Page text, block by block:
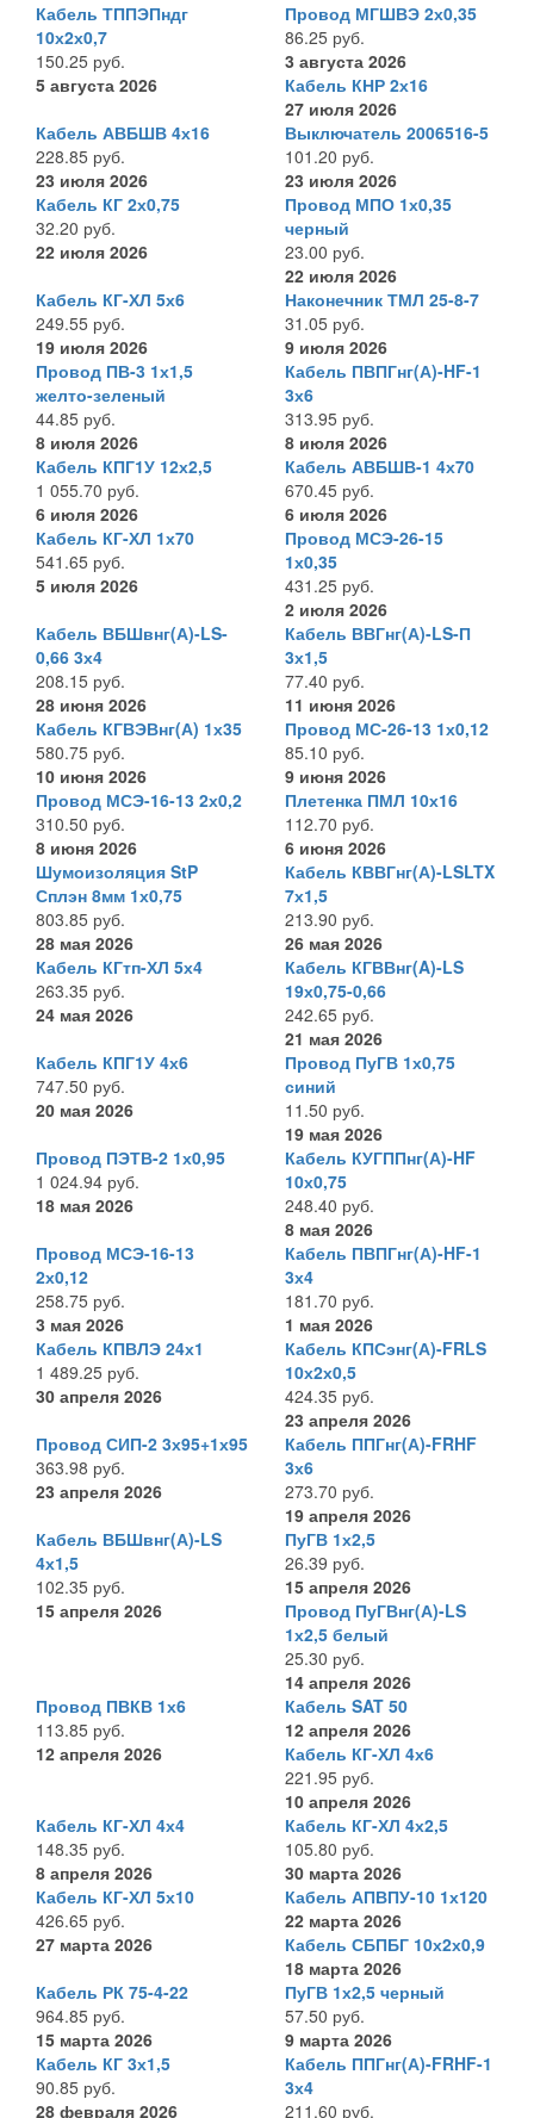
Кабель ТППЭПндг
10х2х0,7
150.25 руб.
5 августа 2026
Провод МГШВЭ 2х0,35
86.25 руб.
3 августа 2026
Кабель КНР 2х16
27 июля 2026
Кабель АВБШВ 4х16
228.85 руб.
23 июля 2026
Выключатель 2006516-5
101.20 руб.
23 июля 2026
Кабель КГ 2х0,75
32.20 руб.
22 июля 2026
Провод МПО 1х0,35
черный
23.00 руб.
22 июля 2026
Кабель КГ-ХЛ 5х6
249.55 руб.
19 июля 2026
Наконечник ТМЛ 25-8-7
31.05 руб.
9 июля 2026
Провод ПВ-3 1х1,5
желто-зеленый
44.85 руб.
8 июля 2026
Кабель ПВПГнг(А)-HF-1
3х6
313.95 руб.
8 июля 2026
Кабель КПГ1У 12х2,5
1 055.70 руб.
6 июля 2026
Кабель АВБШВ-1 4х70
670.45 руб.
6 июля 2026
Кабель КГ-ХЛ 1х70
541.65 руб.
5 июля 2026
Провод МСЭ-26-15
1х0,35
431.25 руб.
2 июля 2026
Кабель ВБШвнг(А)-LS-
0,66 3х4
208.15 руб.
28 июня 2026
Кабель ВВГнг(А)-LS-П
3х1,5
77.40 руб.
11 июня 2026
Кабель КГВЭВнг(А) 1х35
580.75 руб.
10 июня 2026
Провод МС-26-13 1х0,12
85.10 руб.
9 июня 2026
Провод МСЭ-16-13 2х0,2
310.50 руб.
8 июня 2026
Плетенка ПМЛ 10х16
112.70 руб.
6 июня 2026
Шумоизоляция StP
Сплэн 8мм 1х0,75
803.85 руб.
28 мая 2026
Кабель КВВГнг(А)-LSLTX
7х1,5
213.90 руб.
26 мая 2026
Кабель КГтп-ХЛ 5х4
263.35 руб.
24 мая 2026
Кабель КГВВнг(A)-LS
19х0,75-0,66
242.65 руб.
21 мая 2026
Кабель КПГ1У 4х6
747.50 руб.
20 мая 2026
Провод ПуГВ 1х0,75
синий
11.50 руб.
19 мая 2026
Провод ПЭТВ-2 1х0,95
1 024.94 руб.
18 мая 2026
Кабель КУГППнг(А)-HF
10х0,75
248.40 руб.
8 мая 2026
Провод МСЭ-16-13
2х0,12
258.75 руб.
3 мая 2026
Кабель ПВПГнг(А)-HF-1
3х4
181.70 руб.
1 мая 2026
Кабель КПВЛЭ 24х1
1 489.25 руб.
30 апреля 2026
Кабель КПСэнг(А)-FRLS
10х2х0,5
424.35 руб.
23 апреля 2026
Провод СИП-2 3х95+1х95
363.98 руб.
23 апреля 2026
Кабель ППГнг(А)-FRHF
3х6
273.70 руб.
19 апреля 2026
Кабель ВБШвнг(А)-LS
4х1,5
102.35 руб.
15 апреля 2026
ПуГВ 1х2,5
26.39 руб.
15 апреля 2026
Провод ПуГВнг(А)-LS
1х2,5 белый
25.30 руб.
14 апреля 2026
Провод ПВКВ 1х6
113.85 руб.
12 апреля 2026
Кабель SAT 50
12 апреля 2026
Кабель КГ-ХЛ 4х6
221.95 руб.
10 апреля 2026
Кабель КГ-ХЛ 4х4
148.35 руб.
8 апреля 2026
Кабель КГ-ХЛ 4х2,5
105.80 руб.
30 марта 2026
Кабель КГ-ХЛ 5х10
426.65 руб.
27 марта 2026
Кабель АПВПУ-10 1х120
22 марта 2026
Кабель СБПБГ 10х2х0,9
18 марта 2026
Кабель РК 75-4-22
964.85 руб.
15 марта 2026
ПуГВ 1х2,5 черный
57.50 руб.
9 марта 2026
Кабель КГ 3х1,5
90.85 руб.
28 февраля 2026
Кабель ППГнг(А)-FRHF-1
3х4
211.60 руб.